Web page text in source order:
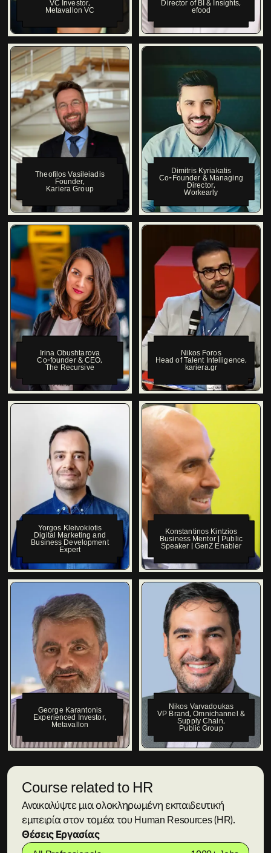
VC Investor,
Metavallon VC
Director of BI & Insights,
efood
Theofilos Vasileiadis
Founder,
Kariera Group
Dimitris Kyriakatis
Co-Founder & Managing
Director,
Workearly
Irina Obushtarova
Co-founder & CEO,
The Recursive
Nikos Foros
Head of Talent Intelligence,
kariera.gr
Yorgos Kleivokiotis
Digital Marketing and
Business Development
Expert
Konstantinos Kintzios
Business Mentor | Public
Speaker | GenZ Enabler
George Karantonis
Experienced Investor,
Metavallon
Nikos Varvadoukas
VP Brand, Omnichannel &
Supply Chain,
Public Group
Course related to HR
Ανακαλύψτε μια ολοκληρωμένη εκπαιδευτική
εμπειρία στον τομέα του Human Resources (HR).
Θέσεις Εργασίας